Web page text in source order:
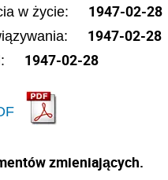
w życie: 1947-02-28
1947-02-28
1947-02-28
zmieniających.